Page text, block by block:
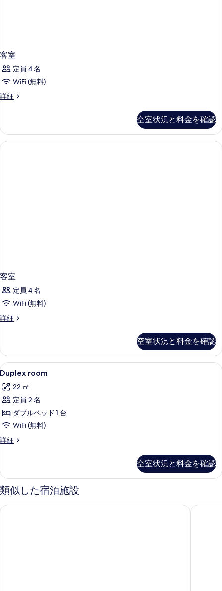
表
示
す
る
客室
定員 4 名
WiFi (無料)
詳細
客
細
空室状況と料金を確認
客室
定員 4 名
WiFi (無料)
詳細
客
細
空室状況と料金を確認
Duplex
room
の
す
べ
て
の
を
表
示
セーフティボックス (室内)、デスク
6
Duplex room
22 ㎡
定員 2 名
ダブルベッド 1 台
WiFi (無料)
詳細
Duplex
細
空室状況と料金を確認
類似した宿泊施設
オテル ボードレール オペラ ホテル